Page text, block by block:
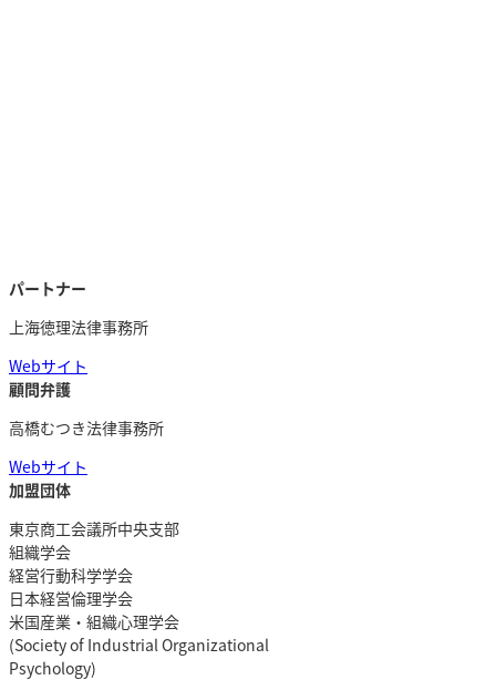
パートナー
上海徳理法律事務所
Webサイト
顧問弁護
高橋むつき法律事務所
Webサイト
加盟団体
東京商工会議所中央支部
組織学会
経営行動科学学会
日本経営倫理学会
米国産業・組織心理学会
(Society of Industrial Organizational
Psychology)